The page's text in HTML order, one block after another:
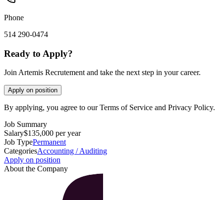
Phone
514 290-0474
Ready to Apply?
Join Artemis Recrutement and take the next step in your career.
Apply on position
By applying, you agree to our Terms of Service and Privacy Policy.
Job Summary
Salary$135,000 per year
Job TypePermanent
CategoriesAccounting / Auditing
Apply on position
About the Company